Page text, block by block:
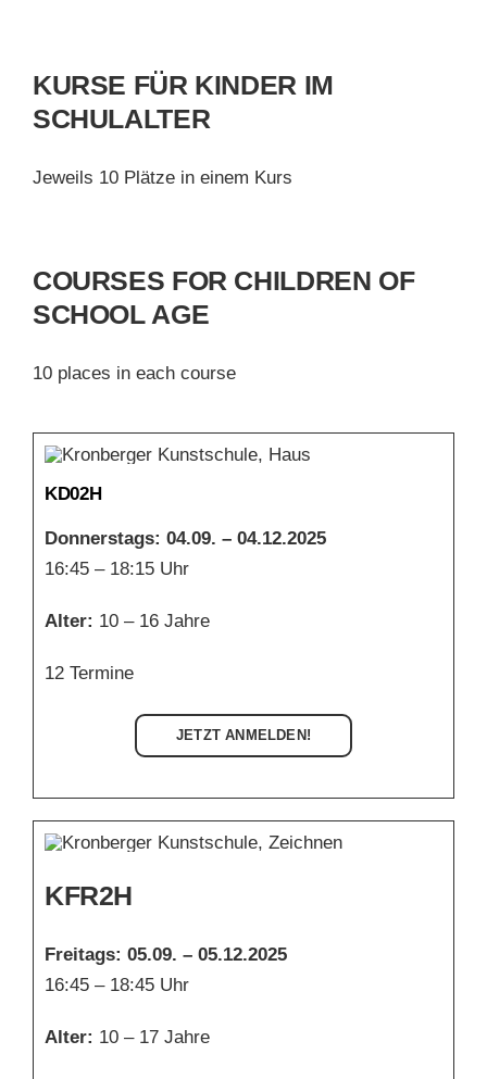
KURSE FÜR KINDER IM
SCHULALTER
Jeweils 10 Plätze in einem Kurs
COURSES FOR CHILDREN OF
SCHOOL AGE
10 places in each course
KD02H
Donnerstags: 04.09. – 04.12.2025
16:45 – 18:15 Uhr
Alter: 10 – 16 Jahre
12 Termine
JETZT ANMELDEN!
KFR2H
Freitags: 05.09. – 05.12.2025
16:45 – 18:45 Uhr
Alter: 10 – 17 Jahre